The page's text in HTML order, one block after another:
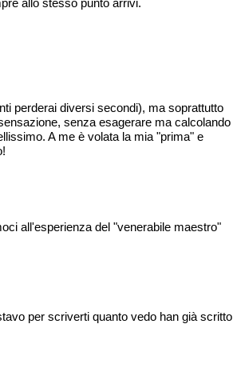
allo stesso punto arrivi.
perderai diversi secondi), ma soprattutto
senza esagerare ma calcolando
A me è volata la mia "prima" e
all'esperienza del "venerabile maestro"
per scriverti quanto vedo han già scritto